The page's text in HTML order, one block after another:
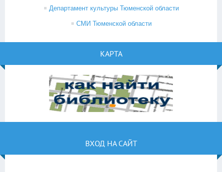
Департамент культуры Тюменской области
СМИ Тюменской области
КАРТА
ВХОД НА САЙТ